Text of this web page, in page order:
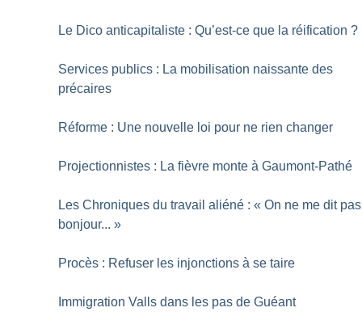
Le Dico anticapitaliste : Qu’est-ce que la réification ?
Services publics : La mobilisation naissante des
précaires
Réforme : Une nouvelle loi pour ne rien changer
Projectionnistes : La fièvre monte à Gaumont-Pathé
Les Chroniques du travail aliéné : « On ne me dit pas
bonjour... »
Procès : Refuser les injonctions à se taire
Immigration Valls dans les pas de Guéant